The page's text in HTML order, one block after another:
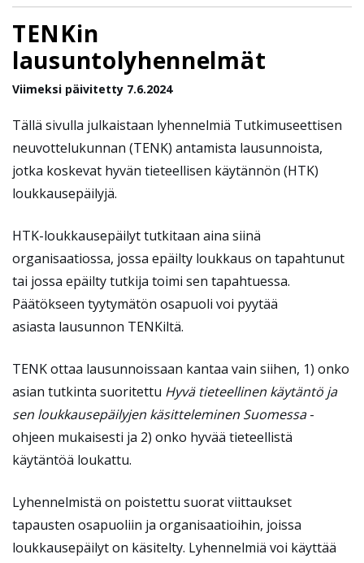
TENKin
lausuntolyhennelmät
Viimeksi päivitetty 7.6.2024
Tällä sivulla julkaistaan lyhennelmiä Tutkimuseettisen
neuvottelukunnan (TENK) antamista lausunnoista,
jotka koskevat hyvän tieteellisen käytännön (HTK)
loukkausepäilyjä.
HTK-loukkausepäilyt tutkitaan aina siinä
organisaatiossa, jossa epäilty loukkaus on tapahtunut
tai jossa epäilty tutkija toimi sen tapahtuessa.
Päätökseen tyytymätön osapuoli voi pyytää
asiasta lausunnon TENKiltä.
TENK ottaa lausunnoissaan kantaa vain siihen, 1) onko
asian tutkinta suoritettu Hyvä tieteellinen käytäntö ja
sen loukkausepäilyjen käsitteleminen Suomessa-
ohjeen mukaisesti ja 2) onko hyvää tieteellistä
käytäntöä loukattu.
Lyhennelmistä on poistettu suorat viittaukset
tapausten osapuoliin ja organisaatioihin, joissa
loukkausepäilyt on käsitelty. Lyhennelmiä voi käyttää